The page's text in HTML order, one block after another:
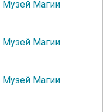
Музей Магии
Музей Магии
Музей Магии